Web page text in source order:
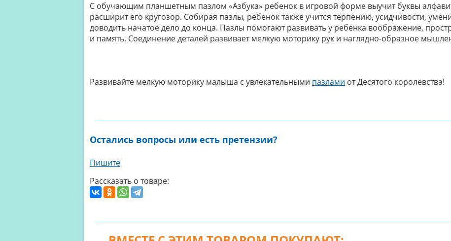
С обучающим планшетным пазлом «Азбука» ребенок в игровой форме выучит буквы
расширит его кругозор. Собирая пазлы, ребенок также учится терпению, усидчивости,
доводить начатое дело до конца. Пазлы помогают развивать у ребенка воображение,
и память. Соединение деталей развивает мелкую моторику рук и наглядно-образное
Развивайте мелкую моторику малыша с увлекательными пазлами от Десятого королевства!
Остались вопросы или есть претензии?
Пишите
Рассказать о товаре: